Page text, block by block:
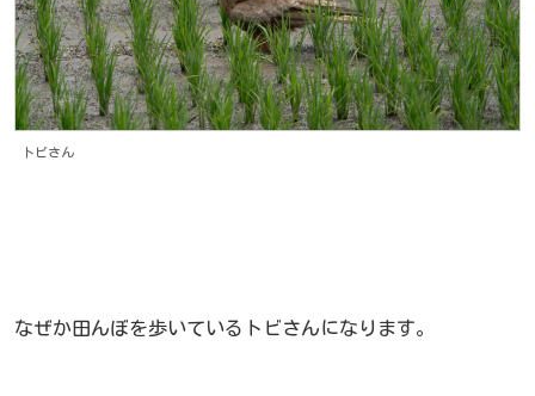
トビさん
なぜか田んぼを歩いているトビさんになります。